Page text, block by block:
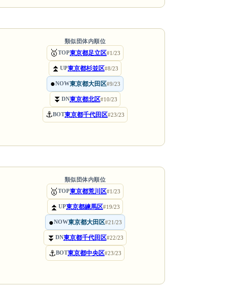
類似団体内順位
🥇TOP東京都足立区#1/23
⏫ UP東京都杉並区#8/23
●NOW東京都大田区#9/23
⏬ DN東京都北区#10/23
⚓BOT東京都千代田区#23/23
類似団体内順位
🥇TOP東京都荒川区#1/23
⏫ UP東京都練馬区#19/23
●NOW東京都大田区#21/23
⏬ DN東京都千代田区#22/23
⚓BOT東京都中央区#23/23